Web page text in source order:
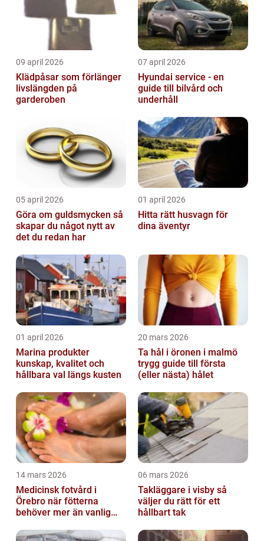
09 april 2026
Klädpåsar som förlänger
livslängden på
garderoben
07 april 2026
Hyundai service - en
guide till bilvård och
underhåll
05 april 2026
Göra om guldsmycken så
skapar du något nytt av
det du redan har
01 april 2026
Hitta rätt husvagn för
dina äventyr
01 april 2026
Marina produkter
kunskap, kvalitet och
hållbara val längs kusten
20 mars 2026
Ta hål i öronen i malmö
trygg guide till första
(eller nästa) hålet
14 mars 2026
Medicinsk fotvård i
Örebro när fötterna
behöver mer än vanlig
06 mars 2026
Takläggare i visby så
väljer du rätt för ett
hållbart tak